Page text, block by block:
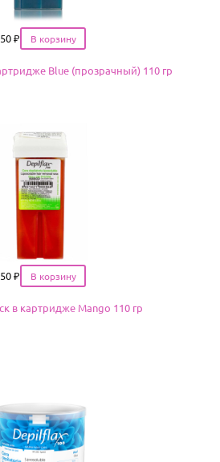
₽
Blue (прозрачный) 110 гр
₽
в картридже Mango 110 гр